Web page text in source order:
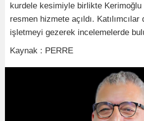
kurdele kesimiyle birlikte Kerimoğlu
resmen hizmete açıldı.
işletmeyi gezerek incelemelerde
Kaynak : PERRE